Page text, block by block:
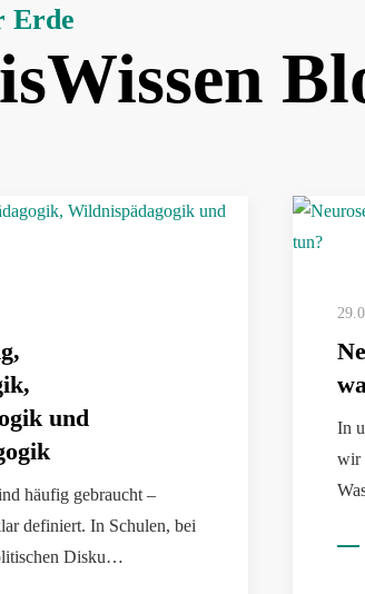
Erde
und
häufig gebraucht –
definiert. In Schulen, bei
Disku…
In
wir